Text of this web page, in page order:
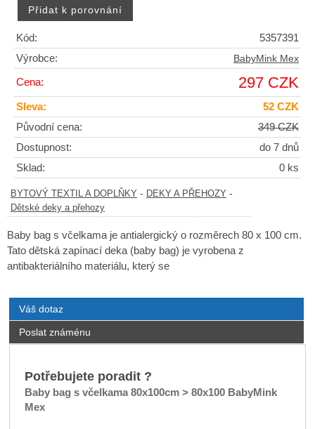
Kód:
5357391
Výrobce:
BabyMink Mex
Cena: 297 CZK
Sleva:
52 CZK
Původní cena:
349 CZK
Dostupnost:
do 7 dnů
Sklad:
0 ks
BYTOVÝ TEXTIL A DOPLŇKY - DEKY A PŘEHOZY -
Dětské deky a přehozy
Baby bag s včelkama je antialergický o rozměrech 80 x 100 cm.
Tato dětská zapínací deka (baby bag) je vyrobena z
antibakteriálního materiálu, který se
Váš dotaz
Poslat známénu
Potřebujete poradit ?
Baby bag s včelkama 80x100cm > 80x100 BabyMink
Mex